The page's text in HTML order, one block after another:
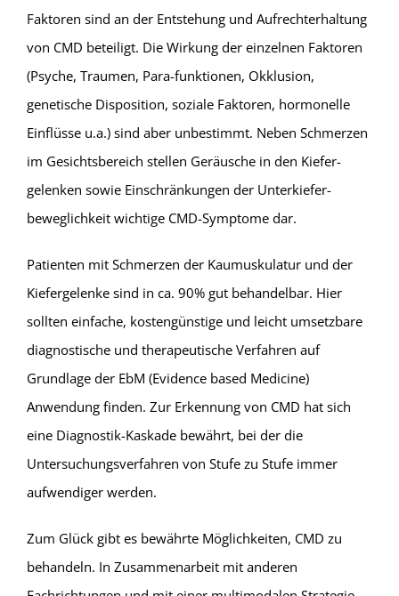
Faktoren sind an der Entstehung und Aufrechterhaltung
von CMD beteiligt. Die Wirkung der einzelnen Faktoren
(Psyche, Traumen, Para-funktionen, Okklusion,
genetische Disposition, soziale Faktoren, hormonelle
Einflüsse u.a.) sind aber unbestimmt. Neben Schmerzen
im Gesichtsbereich stellen Geräusche in den Kiefer-
gelenken sowie Einschränkungen der Unterkiefer-
beweglichkeit wichtige CMD-Symptome dar.
Patienten mit Schmerzen der Kaumuskulatur und der
Kiefergelenke sind in ca. 90% gut behandelbar. Hier
sollten einfache, kostengünstige und leicht umsetzbare
diagnostische und therapeutische Verfahren auf
Grundlage der EbM (Evidence based Medicine)
Anwendung finden. Zur Erkennung von CMD hat sich
eine Diagnostik-Kaskade bewährt, bei der die
Untersuchungsverfahren von Stufe zu Stufe immer
aufwendiger werden.
Zum Glück gibt es bewährte Möglichkeiten, CMD zu
behandeln. In Zusammenarbeit mit anderen